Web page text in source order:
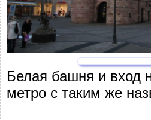
Белая башня и вход
метро с таким же